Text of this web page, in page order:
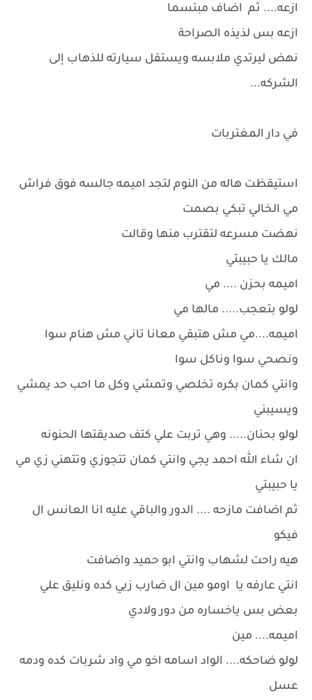
ازعه.... ثم اضاف مبتسما
ازعه بس لذيذه الصراحة
نهض ليرتدي ملابسه ويستقل سيارته للذهاب إلى
الشركه...
في دار المغتربات
استيقظت هاله من النوم لتجد اميمه جالسه فوق فراش
مي الخالي تبكي بصمت
نهضت مسرعه لتقترب منها وقالت
مالك يا حبيبتي
اميمه بحزن .... مي
لولو بتعجب..... مالها مي
اميمه....مي مش هتبقي معانا تاني مش هنام سوا
ونصحي سوا وناكل سوا
وانتي كمان بكره تخلصي وتمشي وكل ما احب حد يمشي
ويسيبني
لولو بحنان..... وهي تربت علي كتف صديقتها الحنونه
ان شاء الله احمد يجي وانتي كمان تتجوزي وتتهني زي مي
يا حبيبتي
ثم اضافت مازحه .... الدور والباقي عليه انا العانس ال
فيكو
هيه راحت لشهاب وانتي ابو حميد واضافت
انتي عارفه يا اومو مين ال ضارب زيي كده ونليق علي
بعض بس ياخساره من دور ولادي
اميمه.... مين
لولو ضاحكه.... الواد اسامه اخو مي واد شربات كده ودمه
عسل